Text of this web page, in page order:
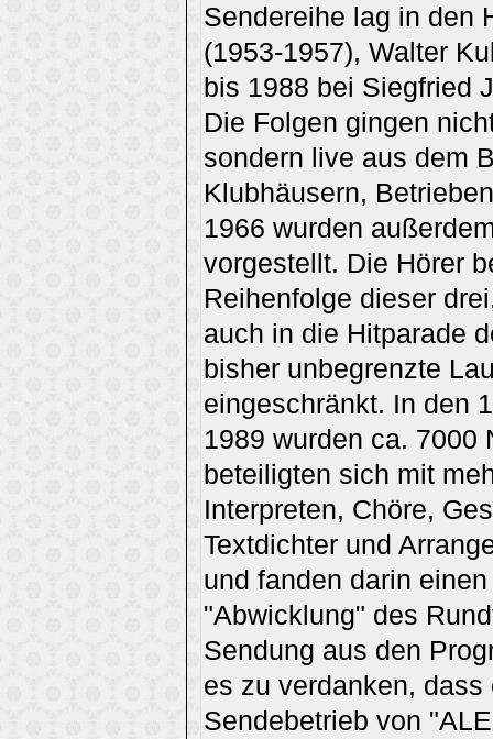
Sendereihe lag in den
(1953-1957), Walter
bis 1988 bei Siegfried
Die Folgen gingen
sondern live aus dem
Klubhäusern,
1966 wurden
vorgestellt. Die Hörer
Reihenfolge dieser
auch in die Hitparade
bisher unbegrenzte
eingeschränkt. In den
1989 wurden ca. 7000
beteiligten sich mit
Interpreten, Chöre,
Textdichter und
und fanden darin
"Abwicklung" des
Sendung aus den
es zu verdanken,
Sendebetrieb von